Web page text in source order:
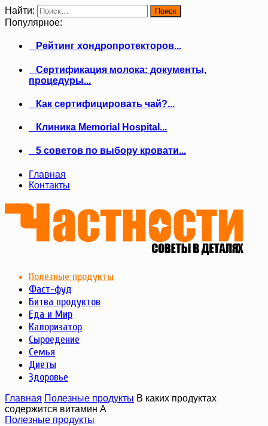
Найти:
Популярное:
Рейтинг хондропротекторов...
Сертификация молока: документы,
процедуры...
Как сертифицировать чай?...
Клиника Memorial Hospital...
5 советов по выбору кровати...
Главная
Контакты
Полезные продукты
Фаст-фуд
Битва продуктов
Еда и Мир
Калоризатор
Сыроедение
Семья
Диеты
Здоровье
Главная Полезные продукты В каких продуктах
содержится витамин A
Полезные продукты